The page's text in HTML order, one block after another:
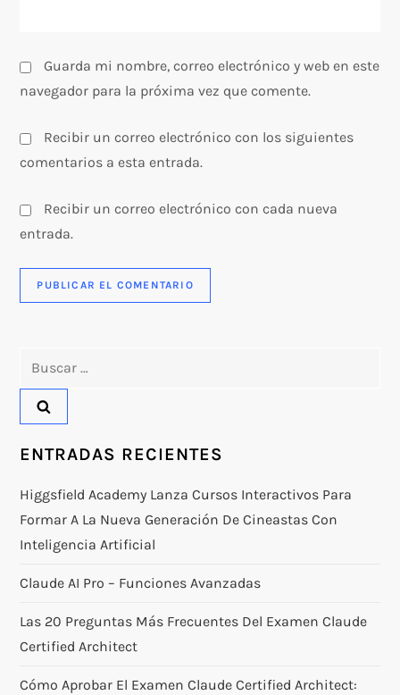
Guarda mi nombre, correo electrónico y web en este
navegador para la próxima vez que comente.
Recibir un correo electrónico con los siguientes
comentarios a esta entrada.
Recibir un correo electrónico con cada nueva
entrada.
ENTRADAS RECIENTES
Higgsfield Academy Lanza Cursos Interactivos Para
Formar A La Nueva Generación De Cineastas Con
Inteligencia Artificial
Claude AI Pro – Funciones Avanzadas
Las 20 Preguntas Más Frecuentes Del Examen Claude
Certified Architect
Cómo Aprobar El Examen Claude Certified Architect: